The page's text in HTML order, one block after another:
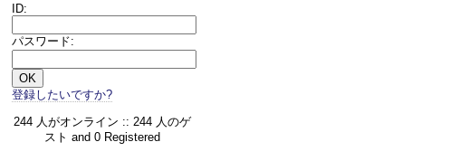
ID:
パスワード:
登録したいですか?
244 人がオンライン :: 244 人のゲ
スト and 0 Registered